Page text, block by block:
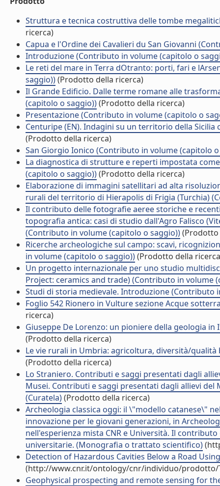
Struttura e tecnica costruttiva delle tombe
ricerca)
Capua e l'Ordine dei Cavalieri du San Giovanni
Introduzione (Contributo in volume (capitolo o
Le reti del mare in Terra dOtranto: porti, fari e
saggio))(Prodotto della ricerca)
Il Grande Edificio. Dalle terme romane alle
(capitolo o saggio))(Prodotto della ricerca)
Presentazione (Contributo in volume (capitolo o
Centuripe (EN). Indagini su un territorio della
(Prodotto della ricerca)
San Giorgio Ionico (Contributo in volume (capitolo
La diagnostica di strutture e reperti impostata
(capitolo o saggio))(Prodotto della ricerca)
Elaborazione di immagini satellitari ad alta
rurali del territorio di Hierapolis di Frigia (Turchia)
Il contributo delle fotografie aeree storiche e
topografia antica: casi di studio dall'Agro Falisco
(Contributo in volume (capitolo o saggio))(Prodotto
Ricerche archeologiche sul campo: scavi,
in volume (capitolo o saggio))(Prodotto della
Un progetto internazionale per uno studio
Project: ceramics and trade) (Contributo in volume
Studi di storia medievale. Introduzione (Contributo
Foglio 542 Rionero in Vulture sezione Acque
ricerca)
Giuseppe De Lorenzo: un pioniere della geologia
(Prodotto della ricerca)
Le vie rurali in Umbria: agricoltura, diversità/
(Prodotto della ricerca)
Lo Straniero. Contributi e saggi presentati dagli
Musei. Contributi e saggi presentati dagli allievi
(Curatela)(Prodotto della ricerca)
Archeologia classica oggi: il \"modello catanese\"
innovazione per le giovani generazioni, in
nell'esperienza mista CNR e Università. Il
universitarie. (Monografia o trattato scientifico)
Detection of Hazardous Cavities Below a Road
(http://www.cnr.it/ontology/cnr/individuo/prodotto/
Geophysical prospecting and remote sensing for